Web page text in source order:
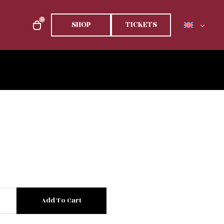
0 SHOP TICKETS
Add To Cart